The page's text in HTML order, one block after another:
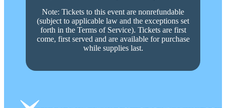
Note: Tickets to this event are nonrefundable
(subject to applicable law and the exceptions set
forth in the Terms of Service). Tickets are first
come, first served and are available for purchase
while supplies last.